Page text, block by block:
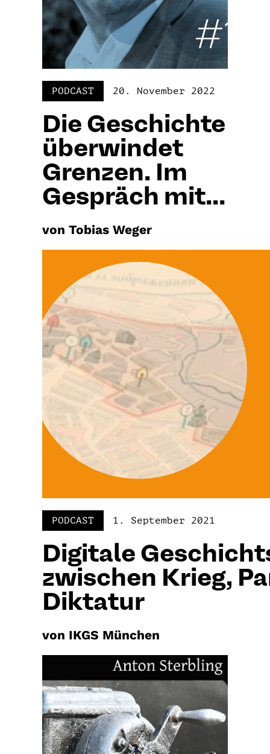
PODCAST 20. November 2022
Die Geschichte
überwindet
Grenzen. Im
Gespräch mit...
von Tobias Weger
PODCAST 1. September 2021
Digitale
zwischen Krieg,
Diktatur
von IKGS München